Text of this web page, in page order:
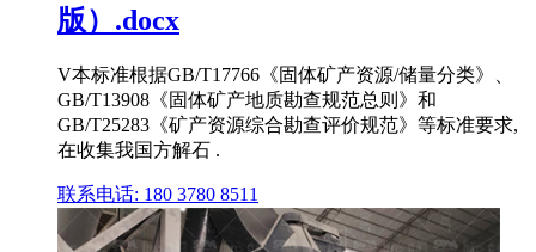
版）.docx
V本标准根据GB/T17766《固体矿产资源/储量分类》、
GB/T13908《固体矿产地质勘查规范总则》和
GB/T25283《矿产资源综合勘查评价规范》等标准要求,
在收集我国方解石 .
联系电话: 180 3780 8511